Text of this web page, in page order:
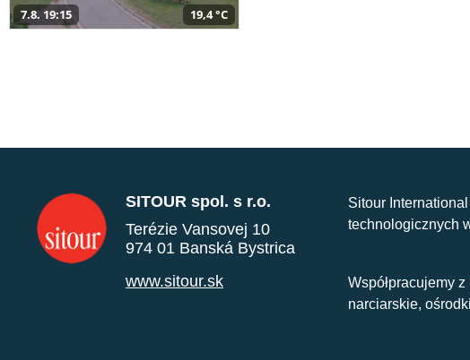
7.8. 19:15 19,4 °C
SITOUR spol. s r.o.
Terézie Vansovej 10
974 01 Banská Bystrica
www.sitour.sk
Sitour
technologicznych
Współpracujemy
narciarskie,